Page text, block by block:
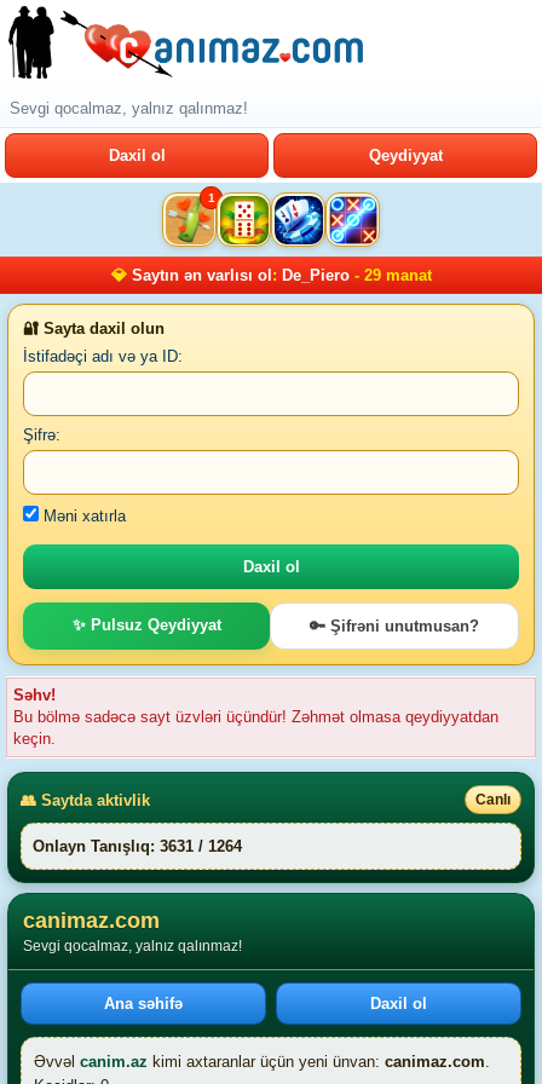
Sevgi qocalmaz, yalnız qalınmaz!
Daxil ol Qeydiyyat
1
💎 Saytın ən varlısı ol : De_Piero- 29 manat
🔐 Sayta daxil olun
İstifadəçi adı və ya ID:
Şifrə:
Məni xatırla
✨ Pulsuz Qeydiyyat 🔑 Şifrəni unutmusan?
Səhv!
Bu bölmə sadəcə sayt üzvləri üçündür! Zəhmət olmasa qeydiyyatdan
keçin.
👥 Saytda aktivlik Canlı
Onlayn Tanışlıq: 3631 / 1264
canimaz.com
Sevgi qocalmaz, yalnız qalınmaz!
Ana səhifə Daxil ol
Əvvəl canim.az kimi axtaranlar üçün yeni ünvan: canimaz.com.